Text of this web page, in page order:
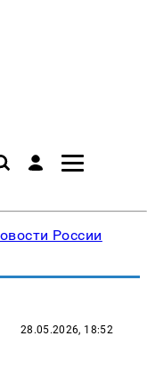
России
28.05.2026, 18:52